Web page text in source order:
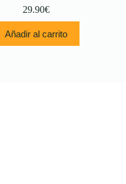
29.90€
Añadir al carrito